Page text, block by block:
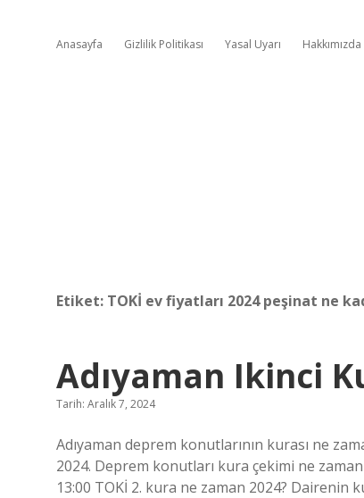
Anasayfa Gizlilik Politikası Yasal Uyarı Hakkımızda
Etiket: TOKİ ev fiyatları 2024 peşinat ne
Adıyaman Ikinci
Tarih: Aralık 7, 2024
Adıyaman deprem konutlarının kurası ne
2024. Deprem konutları kura çekimi ne zaman
13:00 TOKİ 2. kura ne zaman 2024? Dairenin